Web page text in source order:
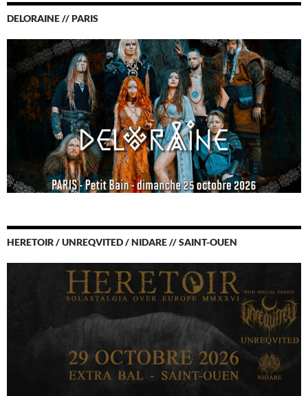
DELORAINE // PARIS
HERETOIR / UNREQVITED / NIDARE // SAINT-OUEN